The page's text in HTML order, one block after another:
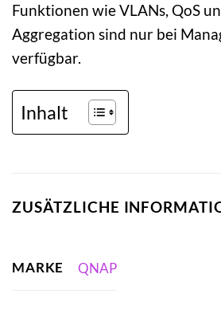
Funktionen wie VLANs, QoS
Aggregation sind nur bei
verfügbar.
Inhalt
ZUSÄTZLICHE
MARKE QNAP